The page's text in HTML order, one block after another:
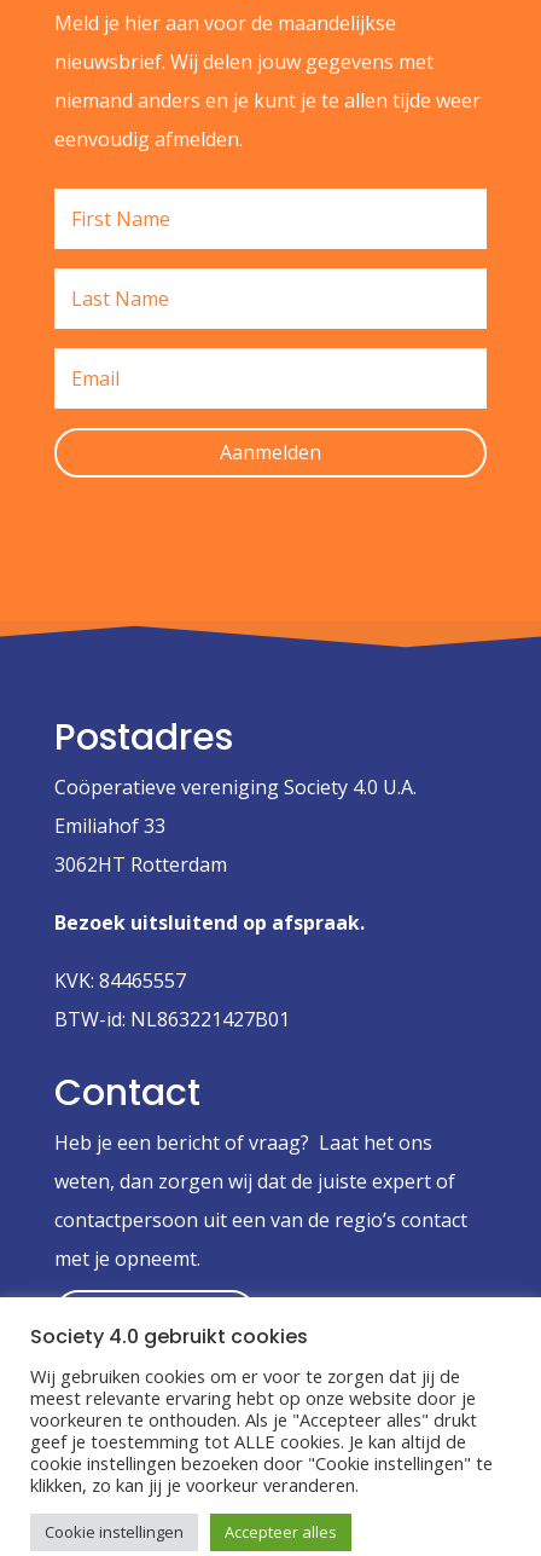
Meld je hier aan voor de maandelijkse
nieuwsbrief. Wij delen jouw gegevens met
niemand anders en je kunt je te allen tijde weer
eenvoudig afmelden.
Aanmelden
Postadres
Coöperatieve vereniging Society 4.0 U.A.
Emiliahof 33
3062HT Rotterdam
Bezoek uitsluitend op afspraak.
KVK: 84465557
BTW-id: NL863221427B01
Contact
Heb je een bericht of vraag? Laat het ons
weten, dan zorgen wij dat de juiste expert of
contactpersoon uit een van de regio’s contact
met je opneemt.
Algemene Voorwaarden|Privacy Policy
Copyright© Coöperatieve vereniging
Society 4.0 U.A.
Society 4.0 gebruikt cookies
Wij gebruiken cookies om er voor te zorgen dat jij de
meest relevante ervaring hebt op onze website door je
voorkeuren te onthouden. Als je "Accepteer alles" drukt
geef je toestemming tot ALLE cookies. Je kan altijd de
cookie instellingen bezoeken door "Cookie instellingen" te
klikken, zo kan jij je voorkeur veranderen.
Cookie instellingen Accepteer alles